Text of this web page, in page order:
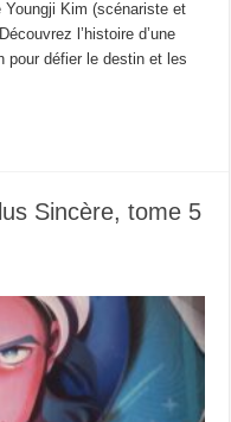
Youngji Kim (scénariste et
l’histoire d’une
pour défier le destin et les
Sincère, tome 5